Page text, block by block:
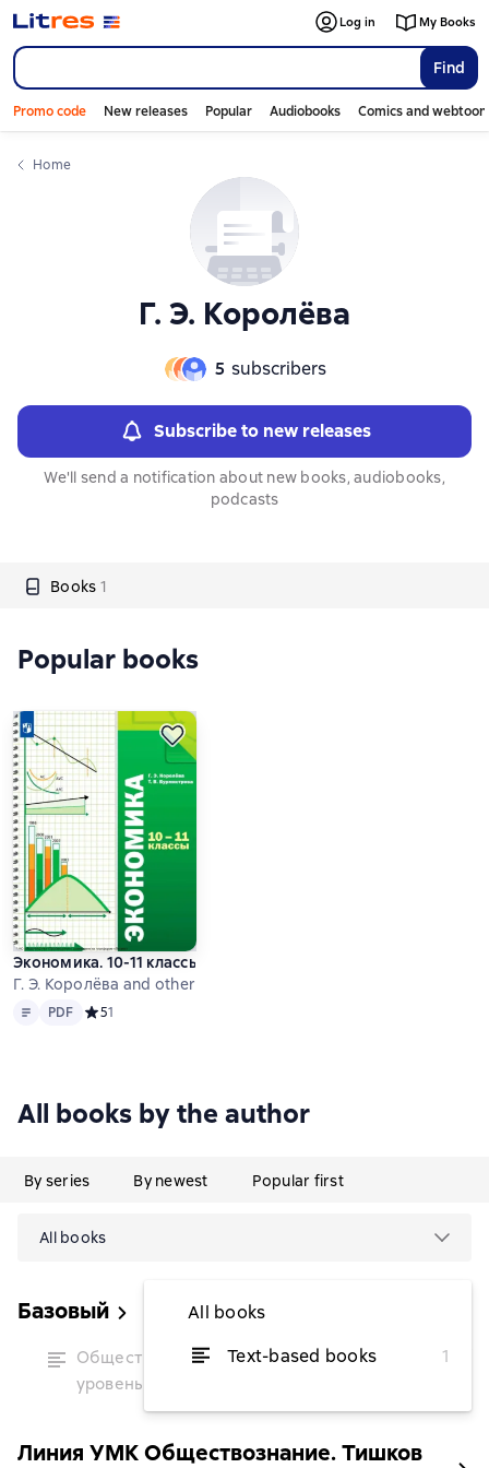
Find
Log in My Books
Promo code New releases Popular Audiobooks Comics and
Home
Г. Э. Королёва
5 subscribers
Subscribe to new releases
We'll send a notification about new books, audiobooks,
podcasts
Books 1
Слайдер с книгами
Popular books
Экономика. 10-11 классы. Базовый уровень
Г. Э. Королёва and others
Text PDF
PDF Средний рейтинг 5 на основе 1 оценок
51
All books by the author
By series By newest Popular first
All books
All books
Text-based books
1
Базовый
Обществознание. 10 класс. Базовый
уровень
unavailable
Линия УМК Обществознание. Тишков